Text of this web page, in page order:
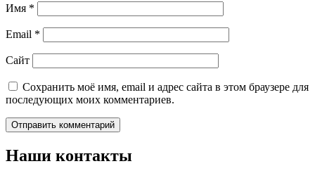
Имя *
Email *
Сайт
Сохранить моё имя, email и адрес сайта в этом браузере для
последующих моих комментариев.
Наши контакты